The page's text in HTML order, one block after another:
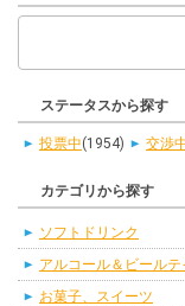
ステータスから探す
投票中(1954) 交渉
カテゴリから探す
ソフトドリンク
アルコール＆ビール
お菓子、スイーツ